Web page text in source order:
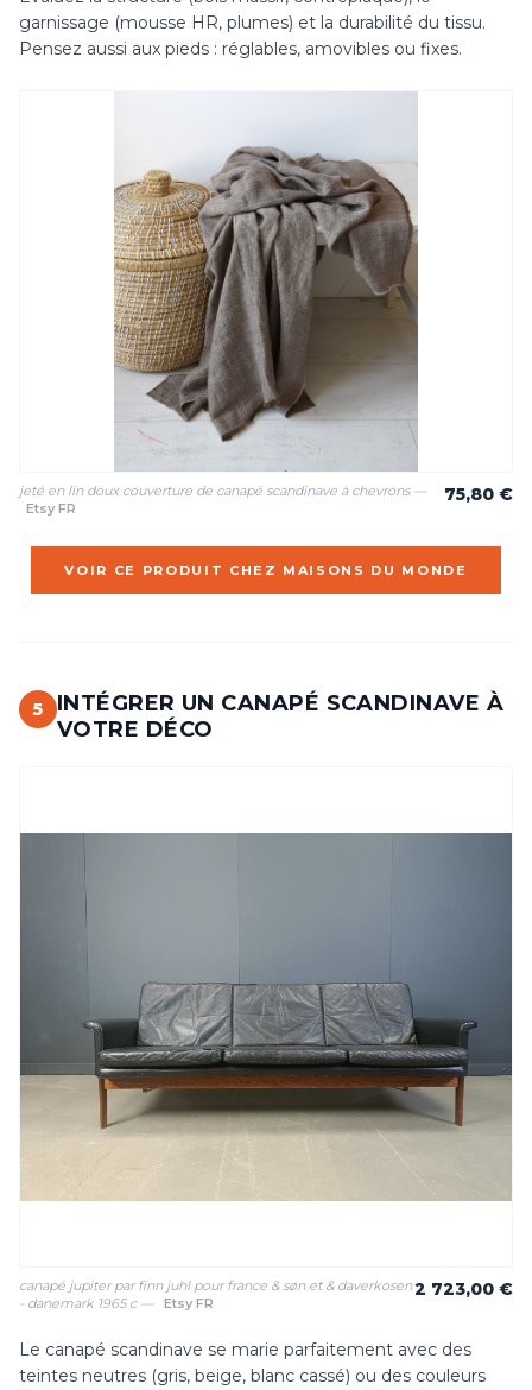
garnissage (mousse HR, plumes) et la durabilité du tissu.
Pensez aussi aux pieds : réglables, amovibles ou fixes.
jeté en lin doux couverture de canapé scandinave à chevrons —
Etsy FR
75,80 €
VOIR CE PRODUIT CHEZ MAISONS DU MONDE
5
INTÉGRER UN CANAPÉ SCANDINAVE À
VOTRE DÉCO
canapé jupiter par finn juhl pour france & søn et & daverkosen
- danemark 1965 c —
Etsy FR
2 723,00 €
Le canapé scandinave se marie parfaitement avec des
teintes neutres (gris, beige, blanc cassé) ou des couleurs